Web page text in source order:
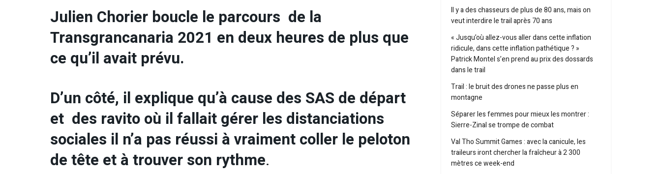
Julien Chorier boucle le parcours de la
Transgrancanaria 2021 en deux heures de plus que
ce qu’il avait prévu.
D’un côté, il explique qu’à cause des SAS de départ
et des ravito où il fallait gérer les distanciations
sociales il n’a pas réussi à vraiment coller le peloton
de tête et à trouver son rythme.
Il y a des chasseurs de plus de 80 ans, mais on
veut interdire le trail après 70 ans
« Jusqu’où allez-vous aller dans cette inflation
ridicule, dans cette inflation pathétique ? »
Patrick Montel s’en prend au prix des dossards
dans le trail
Trail : le bruit des drones ne passe plus en
montagne
Séparer les femmes pour mieux les montrer :
Sierre-Zinal se trompe de combat
Val Tho Summit Games : avec la canicule, les
traileurs iront chercher la fraîcheur à 2 300
mètres ce week-end